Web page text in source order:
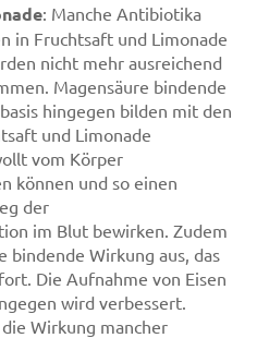
: Manche Antibiotika
in Fruchtsaft und Limonade
nicht mehr ausreichend
Magensäure bindende
hingegen bilden mit den
und Limonade
vom Körper
können und so einen
der
im Blut bewirken. Zudem
bindende Wirkung aus, das
Die Aufnahme von Eisen
wird verbessert.
Wirkung mancher